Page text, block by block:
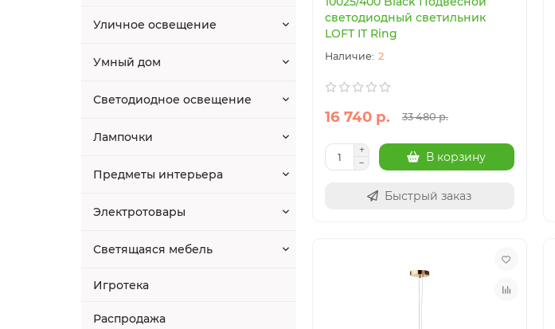
Уличное освещение
Умный дом
Светодиодное освещение
Лампочки
Предметы интерьера
Электротовары
Светящаяся мебель
Игротека
Распродажа
светодиодный светильник
LOFT IT Ring
2
16 740 р. 33 480 р.
В корзину
Быстрый заказ